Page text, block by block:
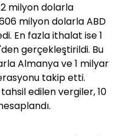
milyon dolarla
milyon dolarla ABD
En fazla ithalat ise 1
gerçekleştirildi. Bu
Almanya ve 1 milyar
takip etti.
edilen vergiler, 10